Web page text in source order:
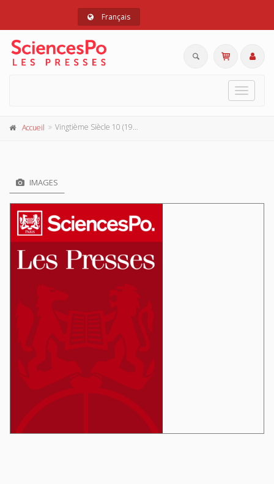
Français
Toggle
Accueil Vingtième Siècle 10 (1986-2)
IMAGES